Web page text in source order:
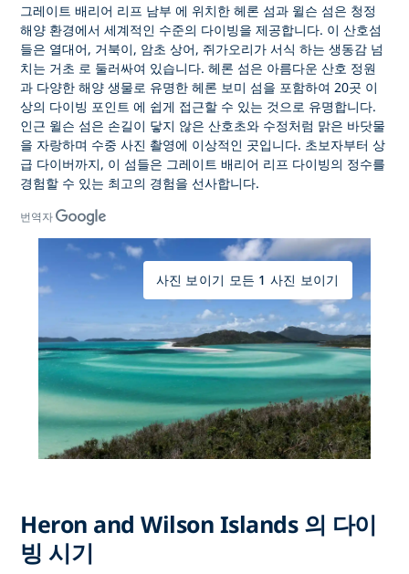
그레이트 배리어 리프 남부 에 위치한헤론 섬과 윌슨 섬은 청정
해양 환경에서 세계적인 수준의 다이빙을 제공합니다. 이 산호섬
들은 열대어, 거북이, 암초 상어, 쥐가오리가 서식하는 생동감 넘
치는 거초 로 둘러싸여 있습니다. 헤론 섬은 아름다운 산호 정원
과 다양한 해양 생물로 유명한헤론 보미 섬을 포함하여 20곳 이
상의 다이빙 포인트 에 쉽게 접근할 수 있는 것으로 유명합니다.
인근 윌슨 섬은 손길이 닿지 않은 산호초와 수정처럼 맑은 바닷물
을 자랑하며 수중 사진 촬영에 이상적인 곳입니다. 초보자부터 상
급 다이버까지, 이 섬들은 그레이트 배리어 리프 다이빙의 정수를
경험할 수 있는 최고의 경험을 선사합니다.
번역자
사진 보이기 모든 1 사진 보이기
Heron and Wilson Islands 의 다이
빙 시기